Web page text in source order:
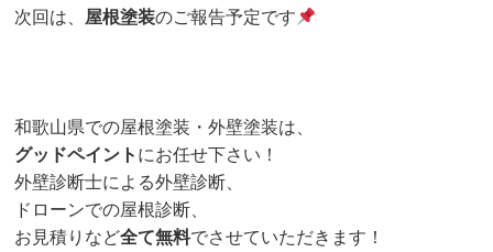
次回は、 屋根塗装のご報告予定です
和歌山県での屋根塗装・外壁塗装は、
グッドペイントにお任せ下さい！
外壁診断士による外壁診断、
ドローンでの屋根診断、
お見積りなど全て無料でさせていただきます！